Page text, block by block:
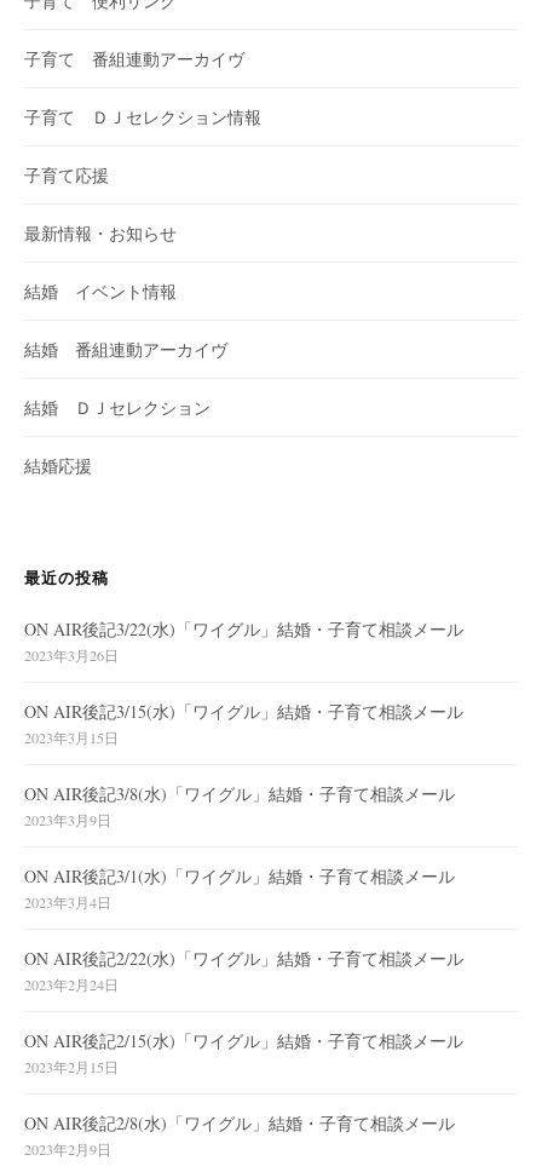
子育て 番組連動アーカイヴ
子育て ＤＪセレクション情報
子育て応援
最新情報・お知らせ
結婚 イベント情報
結婚 番組連動アーカイヴ
結婚 ＤＪセレクション
結婚応援
最近の投稿
ON AIR後記3/22(水)「ワイグル」結婚・子育て相談メール
2023年3月26日
ON AIR後記3/15(水)「ワイグル」結婚・子育て相談メール
2023年3月15日
ON AIR後記3/8(水)「ワイグル」結婚・子育て相談メール
2023年3月9日
ON AIR後記3/1(水)「ワイグル」結婚・子育て相談メール
2023年3月4日
ON AIR後記2/22(水)「ワイグル」結婚・子育て相談メール
2023年2月24日
ON AIR後記2/15(水)「ワイグル」結婚・子育て相談メール
2023年2月15日
ON AIR後記2/8(水)「ワイグル」結婚・子育て相談メール
2023年2月9日